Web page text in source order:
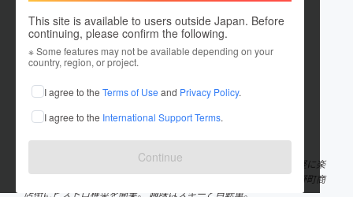
This site is available to users outside Japan. Before
continuing, please confirm the following.
※ Some features may not be available depending on your
country, region, or project.
I agree to the Terms of Use and Privacy Policy.
I agree to the International Support Terms.
Continue
siina888
これまでに1件のプロジェクトを投稿しています
在住国：日本 現在地：長野県
出身国：日本 出身地：長野県
２４年に及ぶ業務用食材の卸売の経験を活かして、地元上田で気軽に楽
しくお酒や食事を楽しんで頂きたいと言う思いから、６年前に海野町商
店街にビストロ椎菜を開業。 趣味はスキーと自転車。